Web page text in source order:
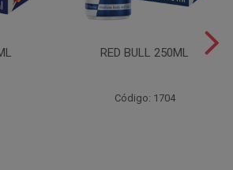
RED BULL 250ML
Código: 1704